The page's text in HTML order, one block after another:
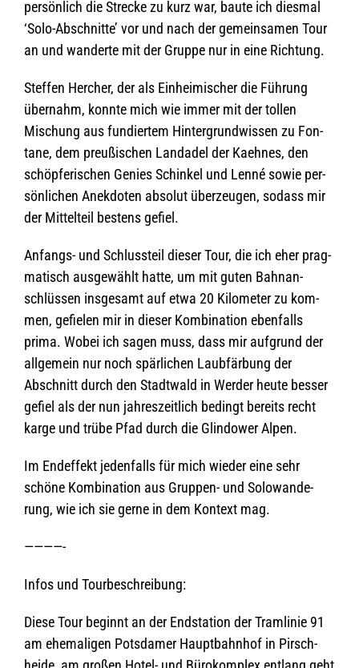
per­sön­lich die Stre­cke zu kurz war, baute ich dies­mal
‘Solo-Abschnitte’ vor und nach der gemein­sa­men Tour
an und wan­derte mit der Gruppe nur in eine Richtung.
Stef­fen Her­cher, der als Ein­hei­mi­scher die Füh­rung
über­nahm, konnte mich wie immer mit der tol­len
Mischung aus fun­dier­tem Hin­ter­grund­wis­sen zu Fon­
tane, dem preu­ßi­schen Land­adel der Kaeh­nes, den
schöp­fe­ri­schen Genies Schin­kel und Lenné sowie per­
sön­li­chen Anek­do­ten abso­lut über­zeu­gen, sodass mir
der Mit­tel­teil bes­tens gefiel.
Anfangs- und Schluss­teil die­ser Tour, die ich eher prag­
ma­tisch aus­ge­wählt hatte, um mit guten Bahn­an­
schlüs­sen ins­ge­samt auf etwa 20 Kilo­me­ter zu kom­
men, gefie­len mir in die­ser Kom­bi­na­tion eben­falls
prima. Wobei ich sagen muss, dass mir auf­grund der
all­ge­mein nur noch spär­li­chen Laub­fär­bung der
Abschnitt durch den Stadt­wald in Wer­der heute bes­ser
gefiel als der nun jah­res­zeit­lich bedingt bereits recht
karge und trübe Pfad durch die Glin­dower Alpen.
Im End­ef­fekt jeden­falls für mich wie­der eine sehr
schöne Kom­bi­na­tion aus Grup­pen- und Solo­wan­de­
rung, wie ich sie gerne in dem Kon­text mag.
————-
Infos und Tourbeschreibung:
Diese Tour beginnt an der End­sta­tion der Tram­li­nie 91
am ehe­ma­li­gen Pots­da­mer Haupt­bahn­hof in Pirsch­